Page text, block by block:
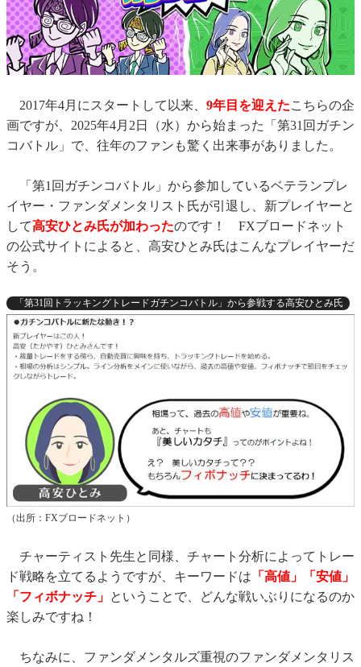
2017年4月にスタートして以来、 9年目を迎えたこちらの企
画ですが、2025年4月2日（水）から始まった「第31回ガチン
コバトル」で、往年のファンも驚く出来事がありました。
「第1回ガチンコバトル」から参加しているベテランプレ
イヤー・ファンダメンタリスト氏が引退し、新プレイヤーと
して高安ひとみ氏が加わったのです！ FXブロードネット
の公式サイトによると、高安ひとみ氏はこんなプレイヤーだ
そう。
「第31回トラッキングトレードガチンコバトル」から参戦する高安ひとみ氏
（出所：FXブロードネット）
チャーティスト先生と同様、チャート分析によってトレー
ド戦略を立てるようですが、キーワードは 「高値」「安値」
「フィボナッチ」 ということで、どんな戦いぶりになるのか
楽しみですね！
ちなみに、ファンダメンタルズ重視のファンダメンタリス